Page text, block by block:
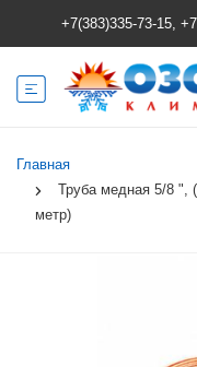
+7(383)335-73-15,
Главная
Труба медная 5/8 ",
метр)